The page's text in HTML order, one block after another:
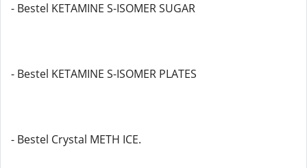
- Bestel KETAMINE S-ISOMER SUGAR
- Bestel KETAMINE S-ISOMER PLATES
- Bestel Crystal METH ICE.